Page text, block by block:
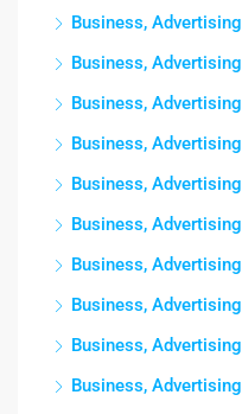
Business, Advertising
Business, Advertising
Business, Advertising
Business, Advertising
Business, Advertising
Business, Advertising
Business, Advertising
Business, Advertising
Business, Advertising
Business, Advertising